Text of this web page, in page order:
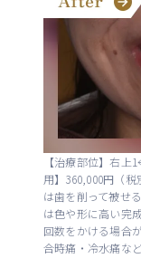
【治療部位】右
用】360,000円（
は歯を削って被せ
は色や形に高い完
回数をかける場合
合時痛・冷水痛な